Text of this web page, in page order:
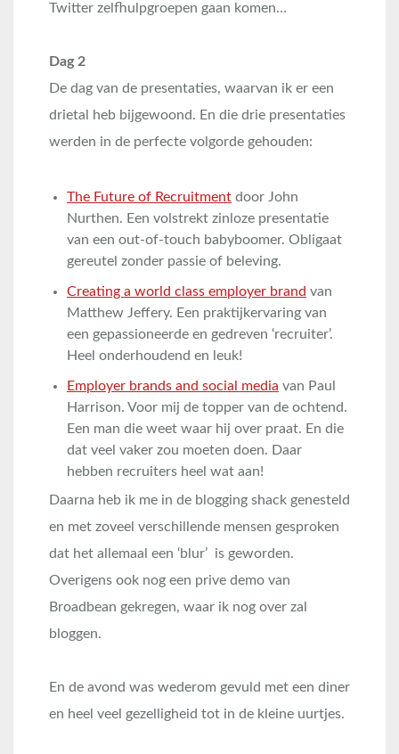
Twitter zelfhulpgroepen gaan komen…
Dag 2
De dag van de presentaties, waarvan ik er een
drietal heb bijgewoond. En die drie presentaties
werden in de perfecte volgorde gehouden:
The Future of Recruitment door John
Nurthen. Een volstrekt zinloze presentatie
van een out-of-touch babyboomer. Obligaat
gereutel zonder passie of beleving.
Creating a world class employer brand van
Matthew Jeffery. Een praktijkervaring van
een gepassioneerde en gedreven ‘recruiter’.
Heel onderhoudend en leuk!
Employer brands and social media van Paul
Harrison. Voor mij de topper van de ochtend.
Een man die weet waar hij over praat. En die
dat veel vaker zou moeten doen. Daar
hebben recruiters heel wat aan!
Daarna heb ik me in de blogging shack genesteld
en met zoveel verschillende mensen gesproken
dat het allemaal een ‘blur’ is geworden.
Overigens ook nog een prive demo van
Broadbean gekregen, waar ik nog over zal
bloggen.
En de avond was wederom gevuld met een diner
en heel veel gezelligheid tot in de kleine uurtjes.